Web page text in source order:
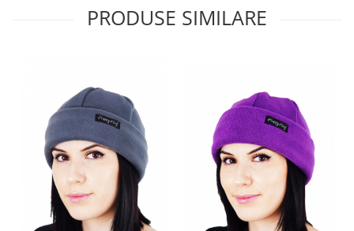
PRODUSE SIMILARE